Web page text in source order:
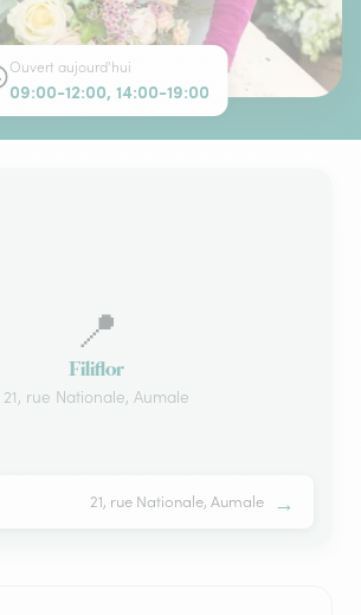
Ouvert aujourd'hui
09:00-12:00, 14:00-19:00
📍
Filiflor
21, rue Nationale, Aumale
21, rue Nationale, Aumale →